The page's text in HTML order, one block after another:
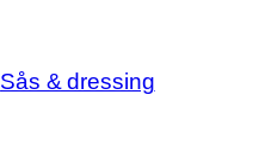
Sås & dressing